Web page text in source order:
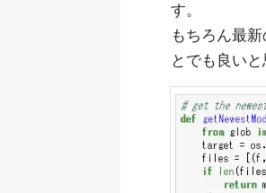
す。
もちろん最
とでも良いと